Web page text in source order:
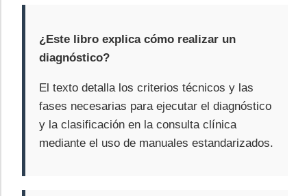
¿Este libro explica cómo realizar un
diagnóstico?
El texto detalla los criterios técnicos y las
fases necesarias para ejecutar el diagnóstico
y la clasificación en la consulta clínica
mediante el uso de manuales estandarizados.